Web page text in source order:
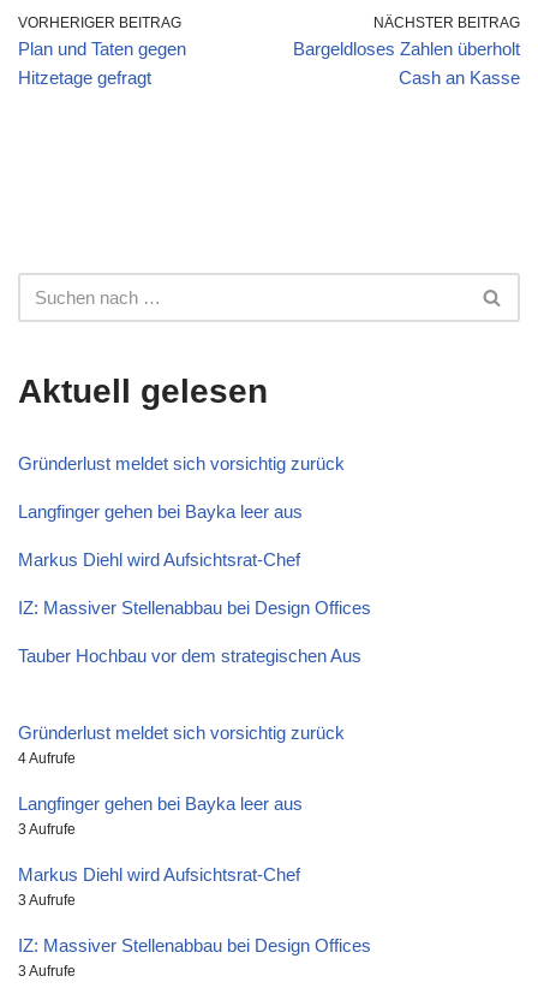
VORHERIGER BEITRAG
Plan und Taten gegen
Hitzetage gefragt
NÄCHSTER BEITRAG
Bargeldloses Zahlen überholt
Cash an Kasse
Aktuell gelesen
Gründerlust meldet sich vorsichtig zurück
Langfinger gehen bei Bayka leer aus
Markus Diehl wird Aufsichtsrat-Chef
IZ: Massiver Stellenabbau bei Design Offices
Tauber Hochbau vor dem strategischen Aus
Gründerlust meldet sich vorsichtig zurück
4 Aufrufe
Langfinger gehen bei Bayka leer aus
3 Aufrufe
Markus Diehl wird Aufsichtsrat-Chef
3 Aufrufe
IZ: Massiver Stellenabbau bei Design Offices
3 Aufrufe